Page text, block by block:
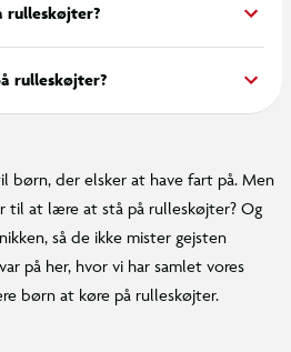
rulleskøjter?
rulleskøjter?
børn, der elsker at have fart på. Men
til at lære at stå på rulleskøjter? Og
så de ikke mister gejsten
på her, hvor vi har samlet vores
børn at køre på rulleskøjter.